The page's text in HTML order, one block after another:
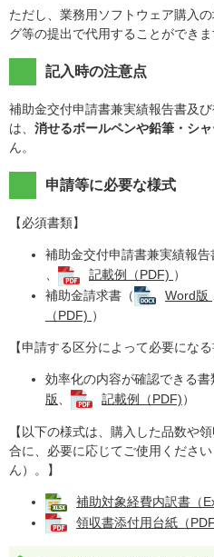
ただし、業務用ソフトウェア購入
グ等の提出で代用することができま
記入時の注意点
補助金交付申請書兼実績報告書及
は、 消せるボールペンや鉛筆・シ
ん。
申請等に必要な様式
【必須書類】
補助金交付申請書兼実績報告
、
記載例（PDF) ）
補助金請求書（
Word版
（PDF) ）
【申請する区分によって必要になる
効率化の内容が確認できる書
版
記載例（PDF)）
【以下の様式は、購入した品数や
合に、必要に応じてご使用くださ
ん）。】
補助対象経費内訳書（
領収書添付用台紙（PDF